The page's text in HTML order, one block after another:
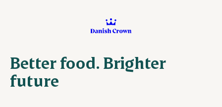
Better food. Brighter
future